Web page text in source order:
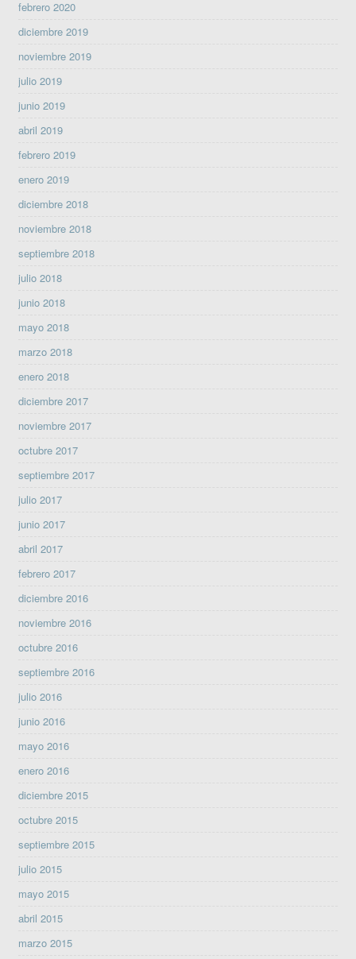
febrero 2020
diciembre 2019
noviembre 2019
julio 2019
junio 2019
abril 2019
febrero 2019
enero 2019
diciembre 2018
noviembre 2018
septiembre 2018
julio 2018
junio 2018
mayo 2018
marzo 2018
enero 2018
diciembre 2017
noviembre 2017
octubre 2017
septiembre 2017
julio 2017
junio 2017
abril 2017
febrero 2017
diciembre 2016
noviembre 2016
octubre 2016
septiembre 2016
julio 2016
junio 2016
mayo 2016
enero 2016
diciembre 2015
octubre 2015
septiembre 2015
julio 2015
mayo 2015
abril 2015
marzo 2015